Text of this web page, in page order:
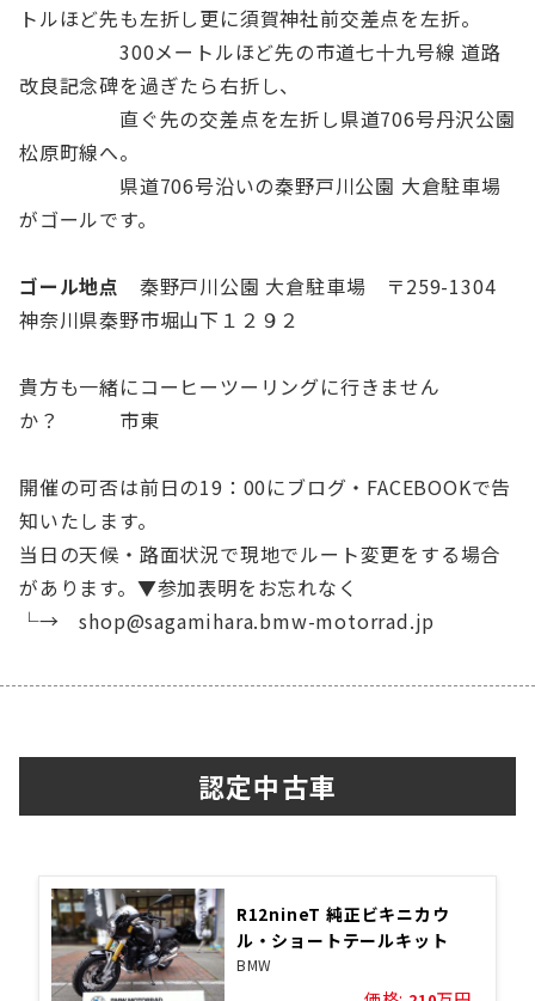
トルほど先も左折し更に須賀神社前交差点を左折。
300メートルほど先の市道七十九号線 道路
改良記念碑を過ぎたら右折し、
直ぐ先の交差点を左折し県道706号丹沢公園
松原町線へ。
県道706号沿いの秦野戸川公園 大倉駐車場
がゴールです。
ゴール地点 秦野戸川公園 大倉駐車場 〒259-1304
神奈川県秦野市堀山下１２９２
貴方も一緒にコーヒーツーリングに行きません
か？ 市東
開催の可否は前日の19：00にブログ・FACEBOOKで告
知いたします。
当日の天候・路面状況で現地でルート変更をする場合
があります。▼参加表明をお忘れなく
└→ shop@sagamihara.bmw-motorrad.jp
認定中古車
R12nineT 純正ビキニカウ
ル・ショートテールキット
BMW